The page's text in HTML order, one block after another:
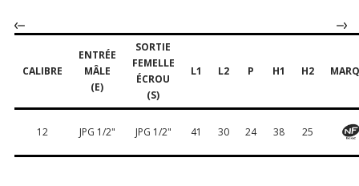
CALIBRE
ENTRÉE
MÂLE
(E)
SORTIE
FEMELLE
ÉCROU
(S)
L1 L2 P H1 H2
12 JPG 1/2" JPG 1/2" 41 30 24 38 25